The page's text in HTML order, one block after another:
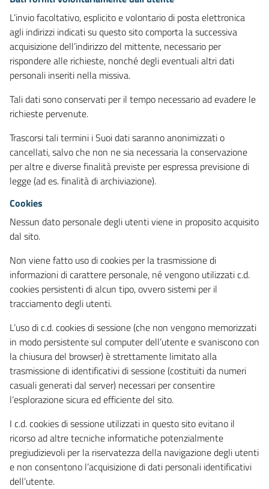
L’invio facoltativo, esplicito e volontario di posta elettronica
agli indirizzi indicati su questo sito comporta la successiva
acquisizione dell’indirizzo del mittente, necessario per
rispondere alle richieste, nonché degli eventuali altri dati
personali inseriti nella missiva.
Tali dati sono conservati per il tempo necessario ad evadere le
richieste pervenute.
Trascorsi tali termini i Suoi dati saranno anonimizzati o
cancellati, salvo che non ne sia necessaria la conservazione
per altre e diverse finalità previste per espressa previsione di
legge (ad es. finalità di archiviazione).
Cookies
Nessun dato personale degli utenti viene in proposito acquisito
dal sito.
Non viene fatto uso di cookies per la trasmissione di
informazioni di carattere personale, né vengono utilizzati c.d.
cookies persistenti di alcun tipo, ovvero sistemi per il
tracciamento degli utenti.
L’uso di c.d. cookies di sessione (che non vengono memorizzati
in modo persistente sul computer dell’utente e svaniscono con
la chiusura del browser) è strettamente limitato alla
trasmissione di identificativi di sessione (costituiti da numeri
casuali generati dal server) necessari per consentire
l’esplorazione sicura ed efficiente del sito.
I c.d. cookies di sessione utilizzati in questo sito evitano il
ricorso ad altre tecniche informatiche potenzialmente
pregiudizievoli per la riservatezza della navigazione degli utenti
e non consentono l’acquisizione di dati personali identificativi
dell’utente.